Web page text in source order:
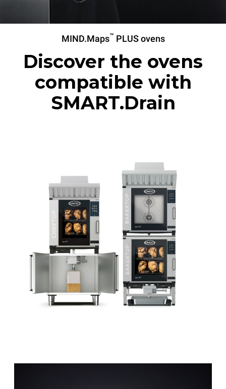
MIND.Maps™ PLUS ovens
Discover the ovens
compatible with
SMART.Drain